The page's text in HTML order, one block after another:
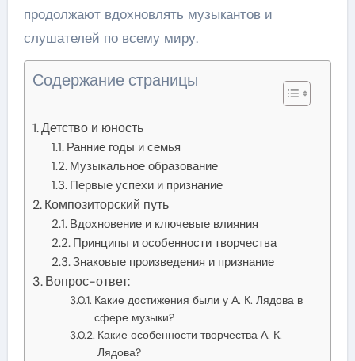
продолжают вдохновлять музыкантов и
слушателей по всему миру.
Содержание страницы
Детство и юность
Ранние годы и семья
Музыкальное образование
Первые успехи и признание
Композиторский путь
Вдохновение и ключевые влияния
Принципы и особенности творчества
Знаковые произведения и признание
Вопрос-ответ:
Какие достижения были у А. К. Лядова в
сфере музыки?
Какие особенности творчества А. К.
Лядова?